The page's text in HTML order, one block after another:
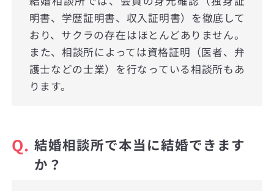
明書、学歴証明書、収入証明書）を徹底して
おり、サクラの存在はほとんどありません。
また、相談所によっては資格証明（医者、弁
護士などの士業）を行なっている相談所もあ
ります。
Q. 結婚相談所で本当に結婚できます
か？